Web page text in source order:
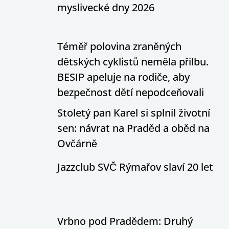
myslivecké dny 2026
Téměř polovina zraněných
dětských cyklistů neměla přilbu.
BESIP apeluje na rodiče, aby
bezpečnost dětí nepodceňovali
Stoletý pan Karel si splnil životní
sen: návrat na Praděd a oběd na
Ovčárně
Jazzclub SVČ Rýmařov slaví 20 let
Vrbno pod Pradědem: Druhý